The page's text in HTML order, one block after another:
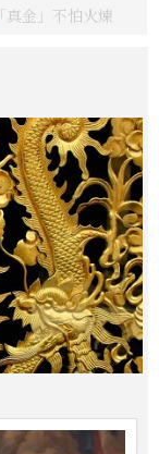
「真金」不怕火煉